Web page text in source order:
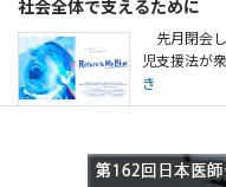
社会全体で支えるために
先月閉会
児支援法が
き